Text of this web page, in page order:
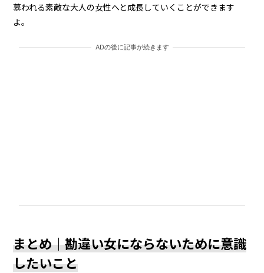
慕われる素敵な大人の女性へと成長していくことができます
よ。
ADの後に記事が続きます
まとめ｜勘違い女にならないために意識
したいこと